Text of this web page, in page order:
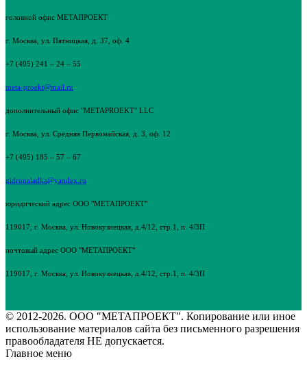
головной офис МЕТАПРОЕКТ
г. Москва, ул. Пятницкая, д. 37, оф. 4
+7 (495) 241 – 24 – 55
meta-proekt@mail.ru
дополнительный офис "METAPROEKT" LLC
г. Москва, ул. Средняя Первомайская, д. 3, оф. 12
+7 (495) 185 – 57 – 67
gidronaladka@yandex.ru
юридический адрес ООО "МЕТАПРОЕКТ"
119017, г. Москва, ул. Новокузнецкая, д.4/12, стр.1, п. 4/3П
почтовый адрес ООО "МЕТАПРОЕКТ"
119017, г. Москва, ул. Новокузнецкая, д.4/12, стр.1, п. 4/3П
© 2012-2026. ООО "МЕТАПРОЕКТ". Копирование или иное
использование материалов сайта без письменного разрешения
правообладателя НЕ допускается.
Главное меню